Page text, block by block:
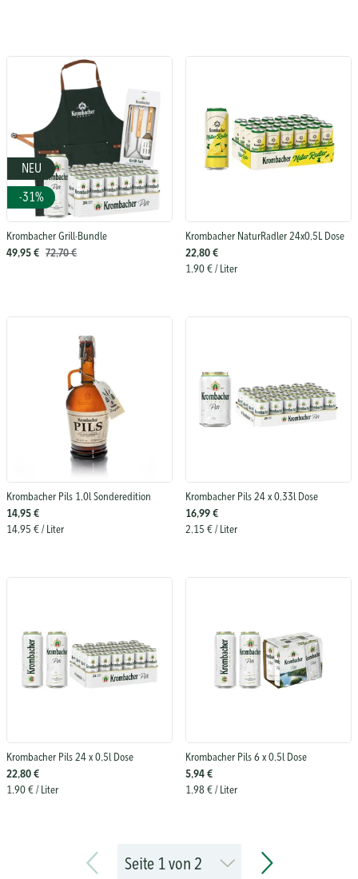
NEU
-31%
Krombacher Grill-Bundle
49,95 € 72,70 €
Krombacher NaturRadler 24x0,5L Dose
22,80 €
1,90 €/ Liter
Krombacher Pils 1,0l Sonderedition
14,95 €
14,95 €/ Liter
Krombacher Pils 24 x 0,33l Dose
16,99 €
2,15 €/ Liter
Krombacher Pils 24 x 0,5l Dose
22,80 €
1,90 €/ Liter
Krombacher Pils 6 x 0,5l Dose
5,94 €
1,98 €/ Liter